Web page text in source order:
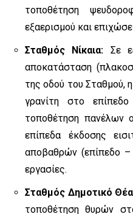
τοποθέτηση
εξαερισμού και
Σταθμός Νίκαια: Σε
αποκατάσταση
της οδού του Σταθμού,
γρανίτη στο
τοποθέτηση πανέλων
επίπεδα έκδοσης
αποβαθρών (επίπεδο
εργασίες.
Σταθμός Δημοτικό
τοποθέτηση θυρών